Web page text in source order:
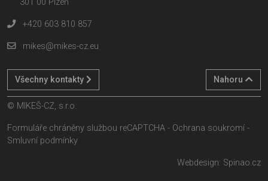
+420 603 810 857
mikes@mikes-cz.eu
Všechny kontakty Nahoru
© MIKEŠ-CZ, s.r.o.
Formuláře chráněny službou reCAPTCHA - Ochrana soukromí -
Smluvní podmínky
Webdesign: Spinao.cz